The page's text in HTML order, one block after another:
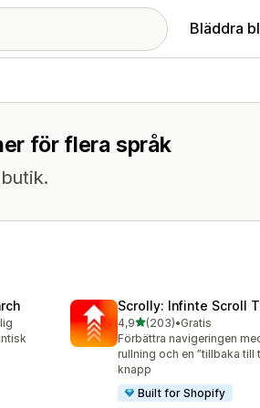
Bläddra
för flera språk
Scrolly: Infinte Scroll
4,9av 5 stjärnor
(203)
203 recensioner totalt
•Gratis
Förbättra navigeringen
rullning och en ”tillbaka till
knapp
Built for Shopify